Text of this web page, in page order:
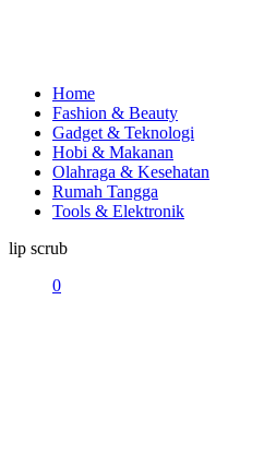
Home
Fashion & Beauty
Gadget & Teknologi
Hobi & Makanan
Olahraga & Kesehatan
Rumah Tangga
Tools & Elektronik
lip scrub
0